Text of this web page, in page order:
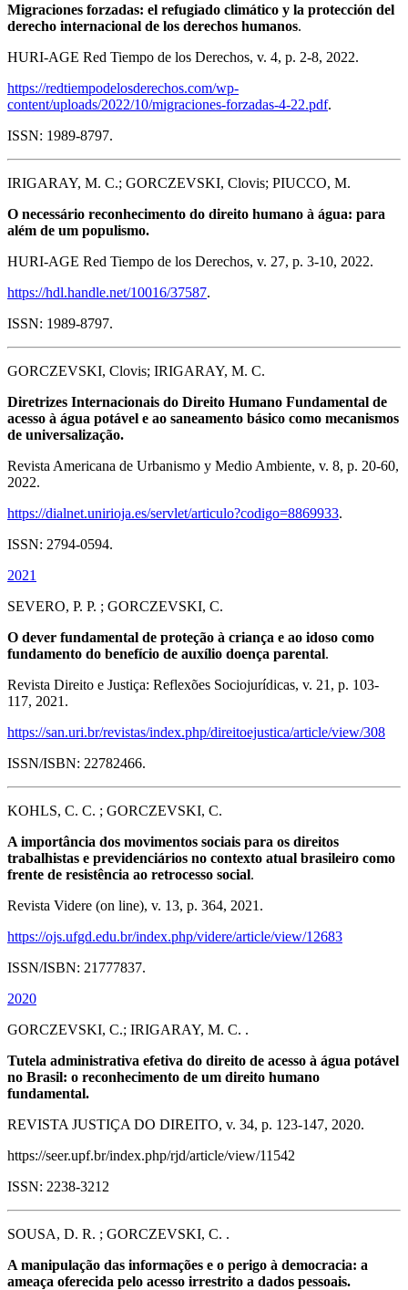
Migraciones forzadas: el refugiado climático y la protección del
derecho internacional de los derechos humanos.
HURI-AGE Red Tiempo de los Derechos, v. 4, p. 2-8, 2022.
https://redtiempodelosderechos.com/wp-
content/uploads/2022/10/migraciones-forzadas-4-22.pdf.
ISSN: 1989-8797.
IRIGARAY, M. C.; GORCZEVSKI, Clovis; PIUCCO, M.
O necessário reconhecimento do direito humano à água: para
além de um populismo.
HURI-AGE Red Tiempo de los Derechos, v. 27, p. 3-10, 2022.
https://hdl.handle.net/10016/37587.
ISSN: 1989-8797.
GORCZEVSKI, Clovis; IRIGARAY, M. C.
Diretrizes Internacionais do Direito Humano Fundamental de
acesso à água potável e ao saneamento básico como mecanismos
de universalização.
Revista Americana de Urbanismo y Medio Ambiente, v. 8, p. 20-60,
2022.
https://dialnet.unirioja.es/servlet/articulo?codigo=8869933.
ISSN: 2794-0594.
2021
SEVERO, P. P. ; GORCZEVSKI, C.
O dever fundamental de proteção à criança e ao idoso como
fundamento do benefício de auxílio doença parental.
Revista Direito e Justiça: Reflexões Sociojurídicas, v. 21, p. 103-
117, 2021.
https://san.uri.br/revistas/index.php/direitoejustica/article/view/308
ISSN/ISBN: 22782466.
KOHLS, C. C. ; GORCZEVSKI, C.
A importância dos movimentos sociais para os direitos
trabalhistas e previdenciários no contexto atual brasileiro como
frente de resistência ao retrocesso social.
Revista Videre (on line), v. 13, p. 364, 2021.
https://ojs.ufgd.edu.br/index.php/videre/article/view/12683
ISSN/ISBN: 21777837.
2020
GORCZEVSKI, C.; IRIGARAY, M. C. .
Tutela administrativa efetiva do direito de acesso à água potável
no Brasil: o reconhecimento de um direito humano
fundamental.
REVISTA JUSTIÇA DO DIREITO, v. 34, p. 123-147, 2020.
https://seer.upf.br/index.php/rjd/article/view/11542
ISSN: 2238-3212
SOUSA, D. R. ; GORCZEVSKI, C. .
A manipulação das informações e o perigo à democracia: a
ameaça oferecida pelo acesso irrestrito a dados pessoais.